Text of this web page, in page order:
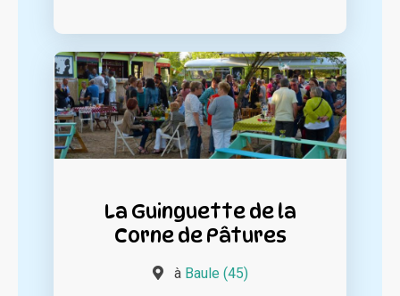
La Guinguette de la
Corne de Pâtures
à Baule (45)